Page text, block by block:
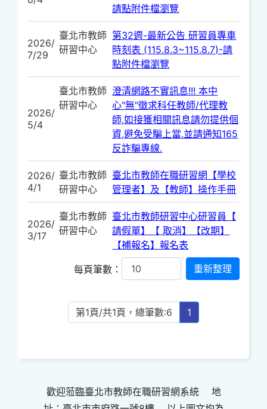
請點附件檔瀏覽
2026/
7/29
臺北市教師
研習中心
第32週-最新公告 研習員專車
時刻表 (115.8.3~115.8.7)-請
點附件檔瀏覽
2026/
5/4
臺北市教師
研習中心
澄清網路不實訊息!!! 本中
心"無"徵求科任教師/代理教
師,如接獲相關訊息請勿提供個
資,避免受騙上當.並請通知165
反詐騙專線.
2026/
4/1
臺北市教師
研習中心
臺北市教師在職研習網【學校
管理者】及【教師】操作手冊
2026/
3/17
臺北市教師
研習中心
臺北市教師研習中心研習員【
請假單】【 取消】【改期】
【補報名】報名表
每頁筆數：
第1頁/共1頁，總筆數:6 1
歡迎蒞臨臺北市教師在職研習網系統 地